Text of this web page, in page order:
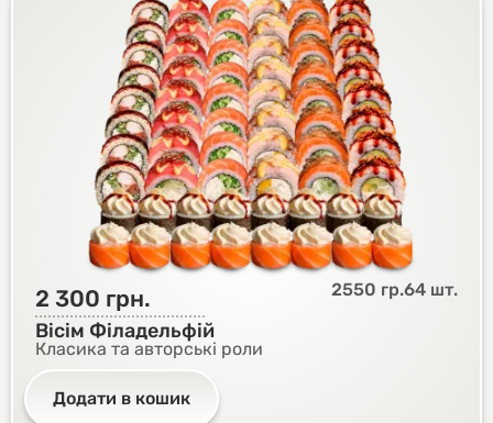
2 300 грн. 2550 гр.64 шт.
Вісім Філадельфій
Класика та авторські роли
Додати в кошик